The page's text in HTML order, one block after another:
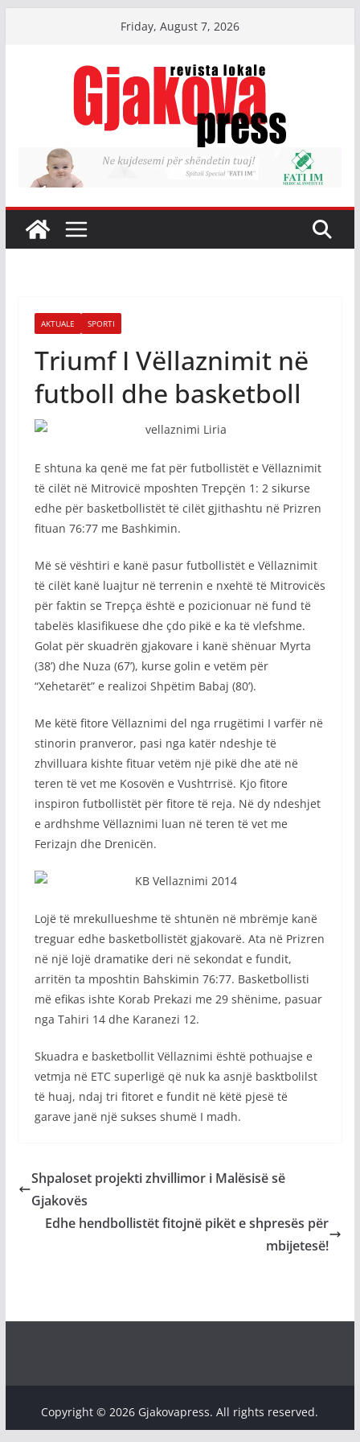
Friday, August 7, 2026
AKTUALE SPORTI
Triumf I Vëllaznimit në
futboll dhe basketboll
E shtuna ka qenë me fat për futbollistët e Vëllaznimit
të cilët në Mitrovicë mposhten Trepçën 1: 2 sikurse
edhe për basketbollistët të cilët gjithashtu në Prizren
fituan 76:77 me Bashkimin.
Më së vështiri e kanë pasur futbollistët e Vëllaznimit
të cilët kanë luajtur në terrenin e nxehtë të Mitrovicës
për faktin se Trepça është e pozicionuar në fund të
tabelës klasifikuese dhe çdo pikë e ka të vlefshme.
Golat për skuadrën gjakovare i kanë shënuar Myrta
(38’) dhe Nuza (67’), kurse golin e vetëm për
“Xehetarët” e realizoi Shpëtim Babaj (80’).
Me këtë fitore Vëllaznimi del nga rrugëtimi I varfër në
stinorin pranveror, pasi nga katër ndeshje të
zhvilluara kishte fituar vetëm një pikë dhe atë në
teren të vet me Kosovën e Vushtrrisë. Kjo fitore
inspiron futbollistët për fitore të reja. Në dy ndeshjet
e ardhshme Vëllaznimi luan në teren të vet me
Ferizajn dhe Drenicën.
Lojë të mrekullueshme të shtunën në mbrëmje kanë
treguar edhe basketbollistët gjakovarë. Ata në Prizren
në një lojë dramatike deri në sekondat e fundit,
arritën ta mposhtin Bahskimin 76:77. Basketbollisti
më efikas ishte Korab Prekazi me 29 shënime, pasuar
nga Tahiri 14 dhe Karanezi 12.
Skuadra e basketbollit Vëllaznimi është pothuajse e
vetmja në ETC superligë që nuk ka asnjë basktbolilst
të huaj, ndaj tri fitoret e fundit në këtë pjesë të
garave janë një sukses shumë I madh.
Shpaloset projekti zhvillimor i Malësisë së
Gjakovës
Edhe hendbollistët fitojnë pikët e shpresës për
mbijetesë!
Copyright © 2026 Gjakovapress. All rights reserved.